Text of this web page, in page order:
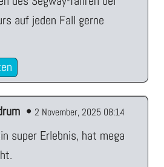
auf jeden Fall gerne
• 2 November, 2025 08:14
super Erlebnis, hat mega